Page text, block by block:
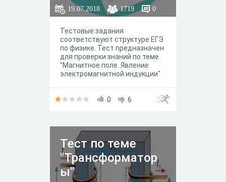
19.07.2018 1719 0
Тестовые задания
соответствуют структуре ЕГЭ
по физике. Тест предназначен
для проверки знаний по теме
"Магнитное поле. Явление
электромагнитной индукции"
0 6
Тест по теме
"Трансформатор
ы"